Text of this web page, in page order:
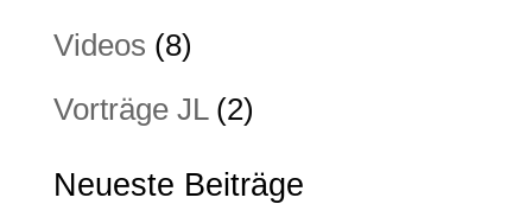
Videos (8)
Vorträge JL(2)
Neueste Beiträge